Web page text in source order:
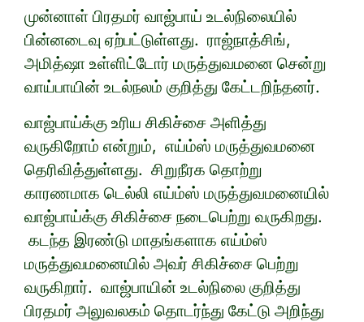
முன்னாள் பிரதமர் வாஜ்பாய் உடல்நிலையில்
பின்னடைவு ஏற்பட்டுள்ளது. ராஜ்நாத்சிங்,
அமித்ஷா உள்ளிட்டோர் மருத்துவமனை சென்று
வாய்பாயின் உடல்நலம் குறித்து கேட்டறிந்தனர்.
வாஜ்பாய்க்கு உரிய சிகிச்சை அளித்து
வருகிறோம் என்றும், எய்ம்ஸ் மருத்துவமனை
தெரிவித்துள்ளது. சிறுநீரக தொற்று
காரணமாக டெல்லி எய்ம்ஸ் மருத்துவமனையில்
வாஜ்பாய்க்கு சிகிச்சை நடைபெற்று வருகிறது.
கடந்த இரண்டு மாதங்களாக எய்ம்ஸ்
மருத்துவமனையில் அவர் சிகிச்சை பெற்று
வருகிறார். வாஜ்பாயின் உடல்நிலை குறித்து
பிரதமர் அலுவலகம் தொடர்ந்து கேட்டு அறிந்து